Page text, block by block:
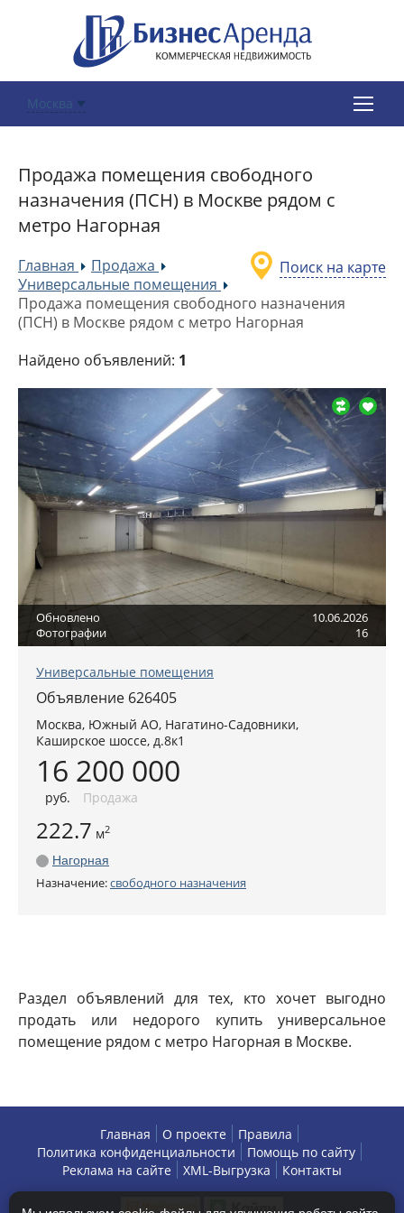
Москва
Продажа помещения свободного
назначения (ПСН) в Москве рядом с
метро Нагорная
Поиск на карте
Главная »Продажа
Универсальные помещения
Продажа помещения свободного назначения
(ПСН) в Москве рядом с метро Нагорная
Найдено объявлений: 1
Обновлено
10.06.2026
Фотографии
16
Универсальные помещения
Объявление 626405
Москва, Южный АО, Нагатино-Садовники,
Каширское шоссе, д.8к1
16 200 000
руб. Продажа
222.7 м2
Нагорная
Назначение:свободного назначения
Раздел объявлений для тех, кто хочет выгодно
продать или недорого купить универсальное
помещение рядом с метро Нагорная в Москве.
Главная О проекте
Правила
Политика конфиденциальности
Помощь по сайту
Реклама на сайте
XML-Выгрузка Контакты